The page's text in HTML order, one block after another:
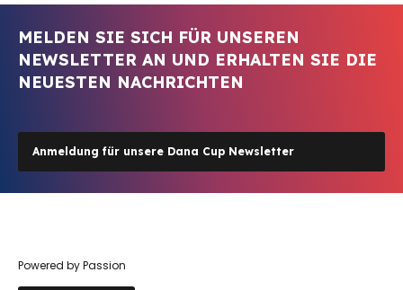
MELDEN SIE SICH FÜR UNSEREN
NEWSLETTER AN UND ERHALTEN SIE DIE
NEUESTEN NACHRICHTEN
Anmeldung für unsere Dana Cup Newsletter
Powered by Passion